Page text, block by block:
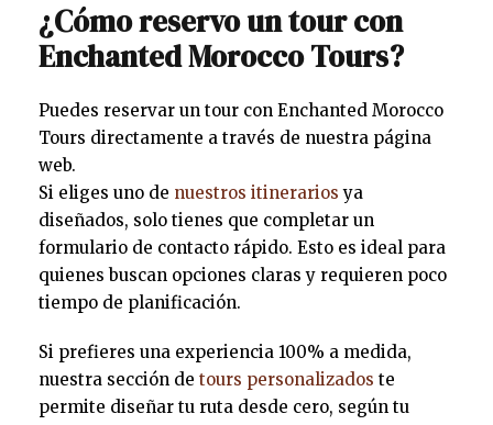
¿Cómo reservo un tour con
Enchanted Morocco Tours?
Puedes reservar un tour con Enchanted Morocco
Tours directamente a través de nuestra página
web.
Si eliges uno de nuestros itinerarios ya
diseñados, solo tienes que completar un
formulario de contacto rápido. Esto es ideal para
quienes buscan opciones claras y requieren poco
tiempo de planificación.
Si prefieres una experiencia 100% a medida,
nuestra sección de tours personalizados te
permite diseñar tu ruta desde cero, según tu